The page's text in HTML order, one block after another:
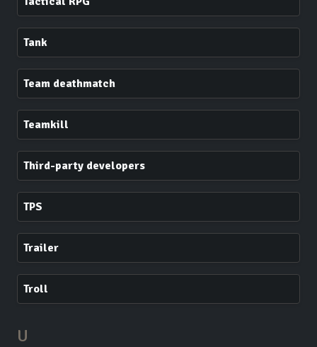
Tank
Team deathmatch
Teamkill
Third-party developers
TPS
Trailer
Troll
U